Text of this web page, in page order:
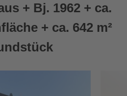
+ Bj. 1962 + ca.
+ ca. 642 m²